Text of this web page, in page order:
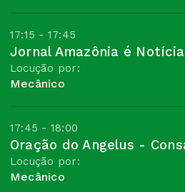
17:15 - 17:45
Jornal Amazônia é Notícia
Locução por:
Mecânico
17:45 - 18:00
Locução por:
Mecânico